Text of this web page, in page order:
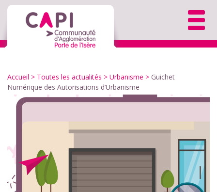
Accueil > Toutes les actualités > Urbanisme > Guichet
Numérique des Autorisations d’Urbanisme